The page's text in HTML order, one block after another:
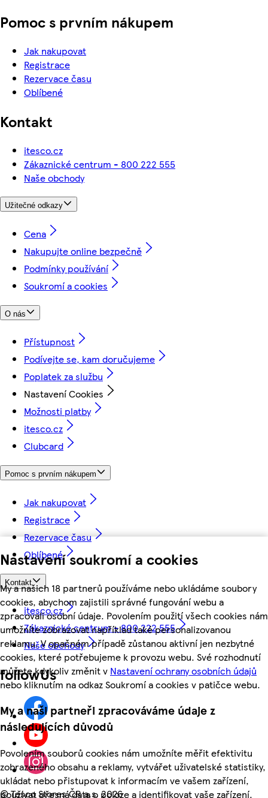
Nastavení soukromí a cookies
My a našich 18 partnerů používáme nebo ukládáme soubory
cookies, abychom zajistili správné fungování webu a
zpracovali osobní údaje. Povolením použití všech cookies nám
umožníte zobrazovat například také personalizovanou
reklamu. V opačném případě zůstanou aktivní jen nezbytné
cookies, které potřebujeme k provozu webu. Své rozhodnutí
můžete kdykoliv změnit v Nastavení ochrany osobních údajů
nebo kliknutím na odkaz Soukromí a cookies v patičce webu.
My a naši partneři zpracováváme údaje z
následujících důvodů
Povolením souborů cookies nám umožníte měřit efektivitu
zobrazeného obsahu a reklamy, vytvářet uživatelské statistiky,
ukládat nebo přistupovat k informacím ve vašem zařízení,
používat přesná data o poloze a identifikovat vaše zařízení.
Pomoc s prvním nákupem
Jak nakupovat
Registrace
Rezervace času
Oblíbené
Kontakt
itesco.cz
Zákaznické centrum - 800 222 555
Naše obchody
Užitečné odkazy
Cena
Nakupujte online bezpečně
Podmínky používání
Soukromí a cookies
O nás
Přístupnost
Podívejte se, kam doručujeme
Poplatek za službu
Nastavení Cookies
Možnosti platby
itesco.cz
Clubcard
Pomoc s prvním nákupem
Jak nakupovat
Registrace
Rezervace času
Oblíbené
Kontakt
itesco.cz
Zákaznické centrum - 800 222 555
Naše obchody
followUs
©Tesco Stores ČR a.s. 2026